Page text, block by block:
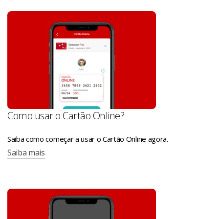
Como usar o Cartão Online?
Saiba como começar a usar o Cartão Online agora.
Saiba mais